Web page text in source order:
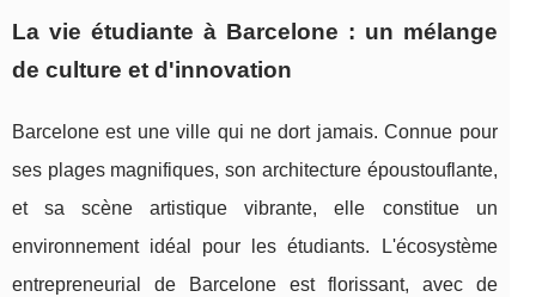
La vie étudiante à Barcelone : un mélange
de culture et d'innovation
Barcelone est une ville qui ne dort jamais. Connue pour
ses plages magnifiques, son architecture époustouflante,
et sa scène artistique vibrante, elle constitue un
environnement idéal pour les étudiants. L'écosystème
entrepreneurial de Barcelone est florissant, avec de